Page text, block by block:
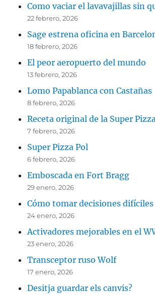
Como vaciar el lavavajillas sin
22 febrero, 2026
Sage estrena oficina en
18 febrero, 2026
El peor aeropuerto del mundo
13 febrero, 2026
Lomo Papablanca con Castañas
8 febrero, 2026
Receta original de la Super
7 febrero, 2026
Super Pizza Pol
6 febrero, 2026
Emboscada en Fort Bragg
29 enero, 2026
Cómo tomar decisiones difíciles
24 enero, 2026
Activadores mejorables en el
23 enero, 2026
Transceptor ruso Wolf
17 enero, 2026
Desitja guardar els canvis?